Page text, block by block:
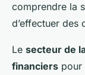
comprendre la
d’effectuer des
Le secteur de
financiers pour